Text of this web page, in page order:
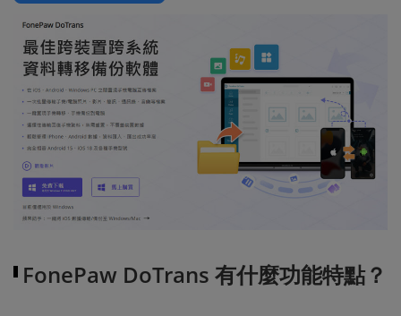
FonePaw DoTrans 有什麼功能特點？